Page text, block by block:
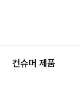
컨슈머 제품